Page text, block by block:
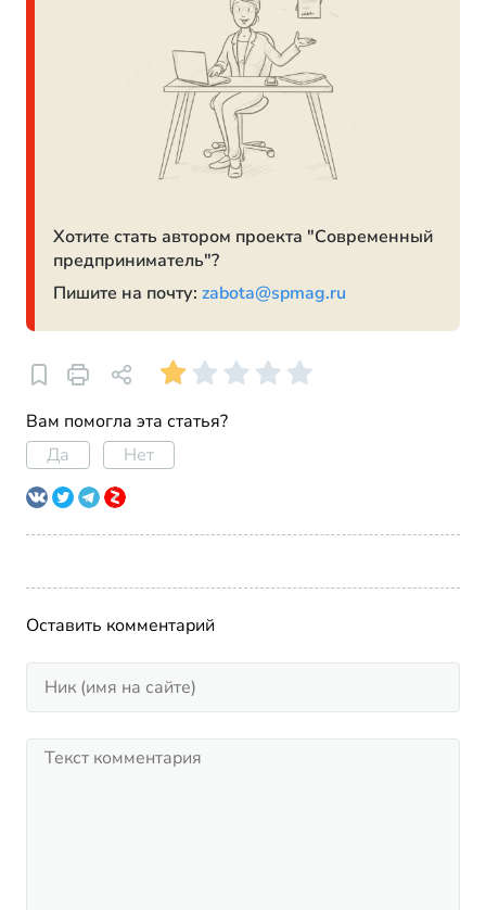
Хотите стать автором проекта "Современный
предприниматель"?
Пишите на почту: zabota@spmag.ru
Вам помогла эта статья?
Да
Нет
Оставить комментарий